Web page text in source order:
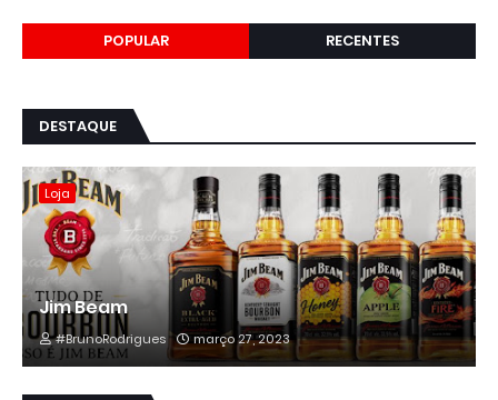
POPULAR RECENTES
DESTAQUE
Loja
Jim Beam
#BrunoRodrigues março 27, 2023